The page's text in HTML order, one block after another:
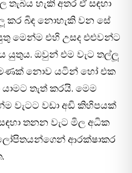
හැකි අතර ඒ සඳහා
කර බිඳ නොහැකි වන සේ
මෙන්ම එහි උසද එළුවන්ට
යුතුය. ඔවුන් එම වැට තල්ලූ
පමණක් නොව යටින් හෝ එක
තැත් කරයි. මෙම
වැටට වඩා අඩි කිහිපයක්
තනන වැට මිල අධික
ආරක්ෂාකර